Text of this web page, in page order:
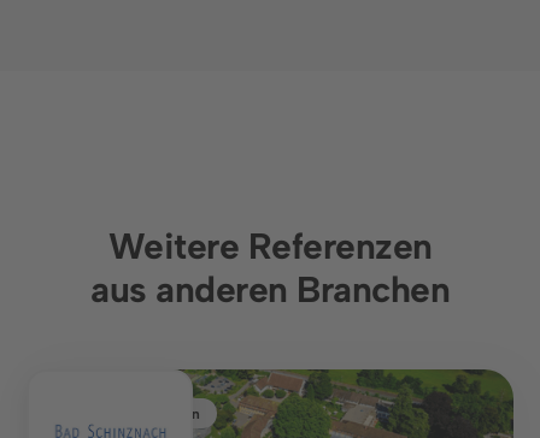
Weitere Referenzen
aus anderen Branchen
Gesundheitswesen